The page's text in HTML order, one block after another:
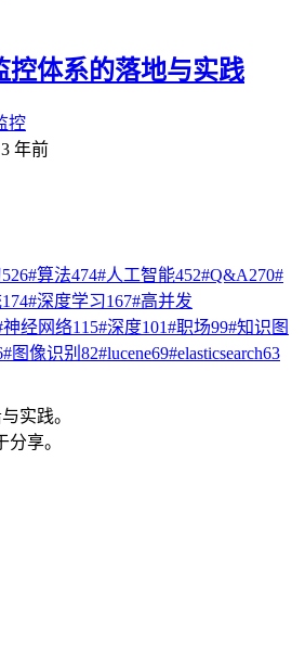
控体系的落地与实践
控
年前
526#算法474#人工智能452#Q&A270#
174#深度学习167#高并发
神经网络115#深度101#职场99#知识图
#图像识别 82#lucene69#elasticsearch63
实践。
分享。